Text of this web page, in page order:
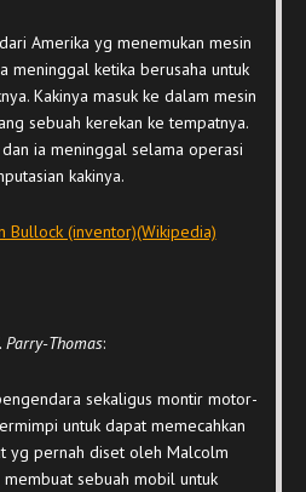
Amerika yg menemukan mesin
meninggal ketika berusaha untuk
Kakinya masuk ke dalam mesin
sebuah kerekan ke tempatnya.
ia meninggal selama operasi
kakinya.
Bullock (inventor)(Wikipedia)
Parry-Thomas:
sekaligus montir motor-
untuk dapat memecahkan
yg pernah diset oleh Malcolm
sebuah mobil untuk